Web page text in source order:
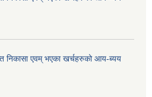
निकासा एवम् भएका खर्चहरुको आय-ब्यय